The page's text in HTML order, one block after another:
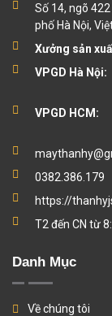
Số 14, ngõ
phố Hà Nội,
Xưởng sản
VPGD Hà Nội:
VPGD HCM:
0382.386.179
https://
T2 đến CN từ
Danh Mục
Về chúng tôi